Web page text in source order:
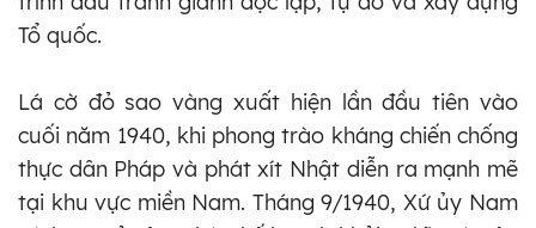
Tổ quốc.
Lá cờ đỏ sao vàng xuất hiện lần đầu tiên vào
cuối năm 1940, khi phong trào kháng chiến chống
thực dân Pháp và phát xít Nhật diễn ra mạnh mẽ
tại khu vực miền Nam. Tháng 9/1940, Xứ ủy Nam